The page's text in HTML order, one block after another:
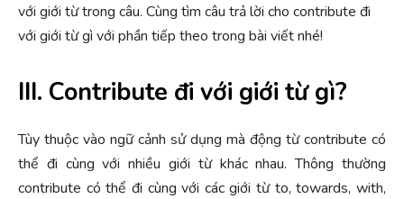
với giới từ trong câu. Cùng tìm câu trả lời cho contribute đi
với giới từ gì với phần tiếp theo trong bài viết nhé!
III. Contribute đi với giới từ gì?
Tùy thuộc vào ngữ cảnh sử dụng mà động từ contribute có
thể đi cùng với nhiều giới từ khác nhau. Thông thường
contribute có thể đi cùng với các giới từ to, towards, with,